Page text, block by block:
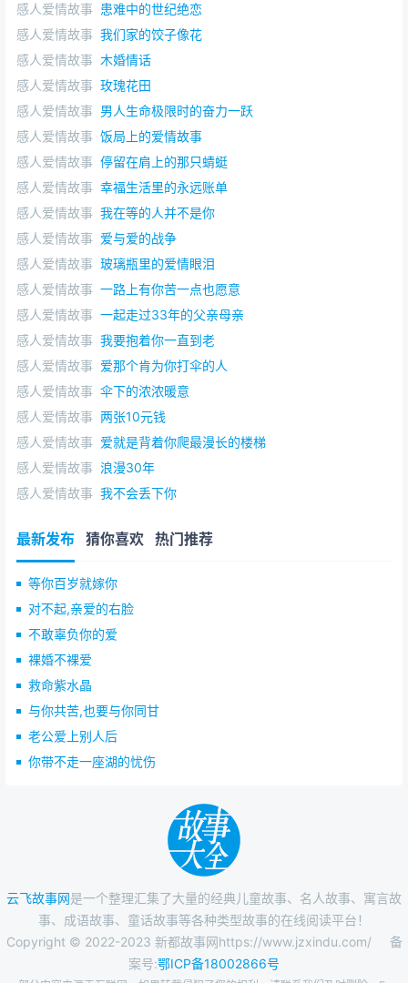
感人爱情故事 患难中的世纪绝恋
感人爱情故事 我们家的饺子像花
感人爱情故事 木婚情话
感人爱情故事 玫瑰花田
感人爱情故事 男人生命极限时的奋力一跃
感人爱情故事 饭局上的爱情故事
感人爱情故事 停留在肩上的那只蜻蜓
感人爱情故事 幸福生活里的永远账单
感人爱情故事 我在等的人并不是你
感人爱情故事 爱与爱的战争
感人爱情故事 玻璃瓶里的爱情眼泪
感人爱情故事 一路上有你苦一点也愿意
感人爱情故事 一起走过33年的父亲母亲
感人爱情故事 我要抱着你一直到老
感人爱情故事 爱那个肯为你打伞的人
感人爱情故事 伞下的浓浓暖意
感人爱情故事 两张10元钱
感人爱情故事 爱就是背着你爬最漫长的楼梯
感人爱情故事 浪漫30年
感人爱情故事 我不会丢下你
最新发布 猜你喜欢 热门推荐
等你百岁就嫁你
对不起,亲爱的右脸
不敢辜负你的爱
裸婚不裸爱
救命紫水晶
与你共苦,也要与你同甘
老公爱上别人后
你带不走一座湖的忧伤
云飞故事网是一个整理汇集了大量的经典儿童故事、名人故事、寓言故
事、成语故事、童话故事等各种类型故事的在线阅读平台！
Copyright © 2022-2023 新都故事网https://www.jzxindu.com/
备
案号:鄂ICP备18002866号